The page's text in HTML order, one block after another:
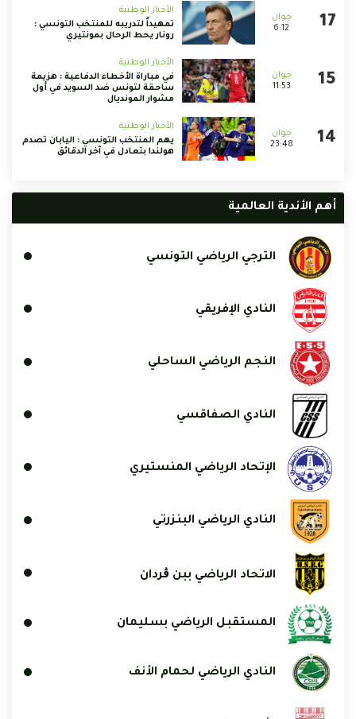
6:12
الأخبار الوطنية
تمهيداً لتدريبه للمنتخب التونسي :
رونار يحط الرحال بمونتيري
11:53
الأخبار الوطنية
في مباراة الأخطاء الدفاعية : هزيمة
ساحقة لتونس ضد السويد في أول
مشوار المونديال
23:48
الأخبار الوطنية
يهم المنتخب التونسي : اليابان تصدم
هولندا بتعادل في آخر الدقائق
أهم الأندية العالمية
الترجي الرياضي التونسي
النادي الإفريقي
النجم الرياضي الساحلي
النادي الصفاقسي
الإتحاد الرياضي المنستيري
النادي الرياضي البنزرتي
الاتحاد الرياضي ببن ڨردان
المستقبل الرياضي بسليمان
النادي الرياضي لحمام الأنف